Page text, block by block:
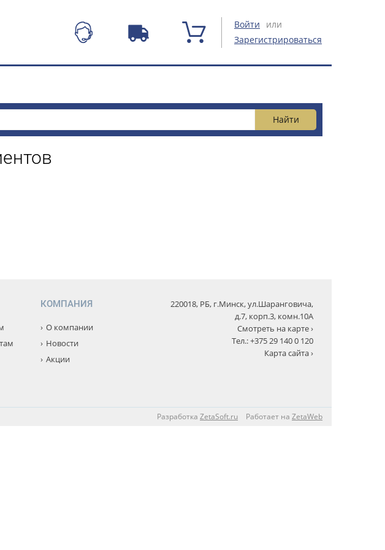
Войти
или
Зарегистрироваться
КОМПАНИЯ
О компании
Новости
Акции
220018, РБ, г.Минск, ул.Шаранговича,
д.7, корп.3, комн.10А
Смотреть на карте ›
Тел.: +375 29 140 0 120
Карта сайта ›
Разработка ZetaSoft.ru Работает на ZetaWeb